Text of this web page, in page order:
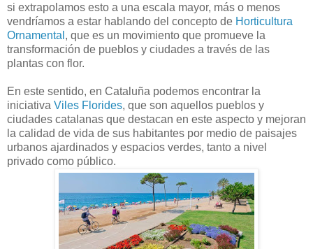
si extrapolamos esto a una escala mayor, más o menos
vendríamos a estar hablando del concepto de Horticultura
Ornamental , que es un movimiento que promueve la
transformación de pueblos y ciudades a través de las
plantas con flor.
En este sentido, en Cataluña podemos encontrar la
iniciativa Viles Florides, que son aquellos pueblos y
ciudades catalanas que destacan en este aspecto y mejoran
la calidad de vida de sus habitantes por medio de paisajes
urbanos ajardinados y espacios verdes, tanto a nivel
privado como público.